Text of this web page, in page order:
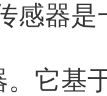
感器
它基